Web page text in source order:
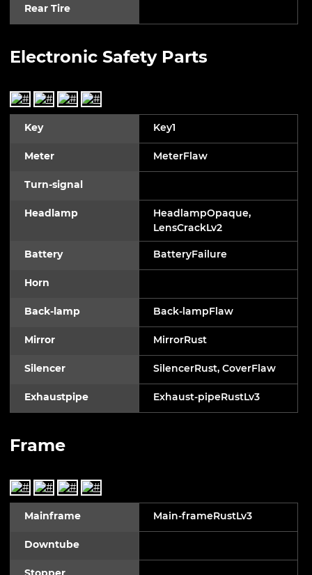
Rear Tire
Electronic Safety Parts
Key Key1
Meter MeterFlaw
Turn-signal
Headlamp
HeadlampOpaque,
LensCrackLv2
Battery BatteryFailure
Horn
Back-lamp Back-lampFlaw
Mirror MirrorRust
Silencer SilencerRust, CoverFlaw
Exhaustpipe Exhaust-pipeRustLv3
Frame
Mainframe Main-frameRustLv3
Downtube